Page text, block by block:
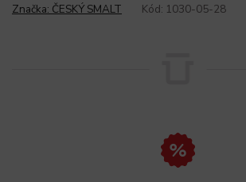
Značka: ČESKÝ SMALT Kód: 1030-05-28